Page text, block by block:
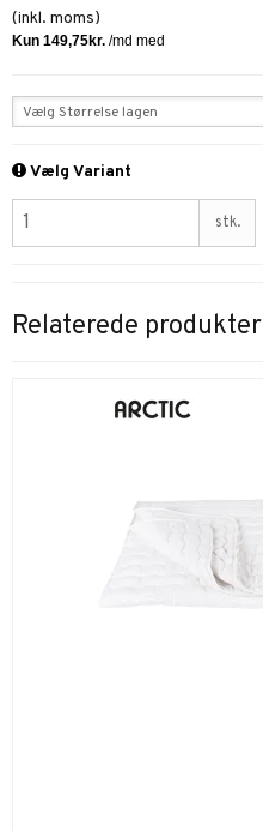
(inkl. moms)
Vælg Størrelse lagen
Vælg Variant
stk.
Relaterede produkter